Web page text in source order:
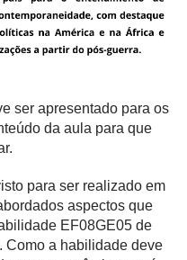
ser apresentado para os
da aula para que
para ser realizado em
aspectos que
EF08GE05 de
Como a habilidade deve